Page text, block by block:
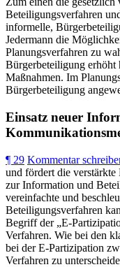
Beteiligungsverfahren
informelle,
Jedermann die
Planungsverfahren zu
Bürgerbeteiligung erhöht
Maßnahmen. Im
Bürgerbeteiligung
Einsatz neuer
¶ 29 Kommentar
und fördert die
zur Information und
vereinfachte und
Beteiligungsverfahren
Begriff der „E-
Verfahren. Wie bei den
bei der E-Partizipation
Verfahren zu